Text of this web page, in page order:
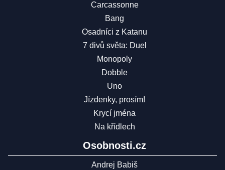
Carcassonne
Bang
Osadníci z Katanu
7 divů světa: Duel
Monopoly
Dobble
Uno
Jízdenky, prosím!
Krycí jména
Na křídlech
Osobnosti.cz
Andrej Babiš